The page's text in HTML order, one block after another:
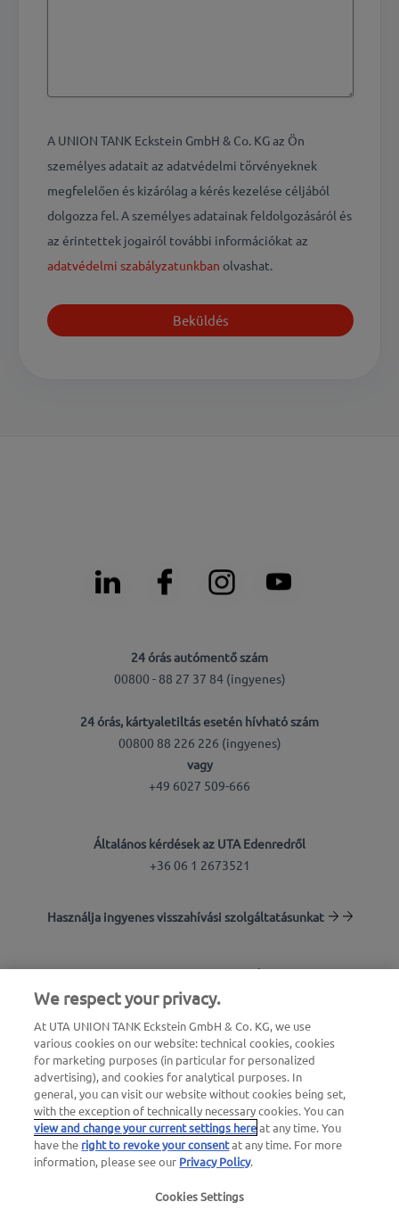
A UNION TANK Eckstein GmbH & Co. KG az Ön
személyes adatait az adatvédelmi törvényeknek
megfelelően és kizárólag a kérés kezelése céljából
dolgozza fel. A személyes adatainak feldolgozásáról és
az érintettek jogairól további információkat az
adatvédelmi szabályzatunkban olvashat.
24 órás autómentő szám
00800 - 88 27 37 84 (ingyenes)
24 órás, kártyaletiltás esetén hívható szám
00800 88 226 226 (ingyenes)
vagy
+49 6027 509-666
Általános kérdések az UTA Edenredről
+36 06 1 2673521
Használja ingyenes visszahívási szolgáltatásunkat
Töltőállomás-kereső
Az UTA Edenredről
szerződési feltételek|Felhasználói feltételek
We respect your privacy.
At UTA UNION TANK Eckstein GmbH & Co. KG, we use
various cookies on our website: technical cookies, cookies
for marketing purposes (in particular for personalized
advertising), and cookies for analytical purposes. In
general, you can visit our website without cookies being set,
with the exception of technically necessary cookies. You can
view and change your current settings hereat any time. You
have the right to revoke your consentat any time. For more
information, please see our Privacy Policy.
Cookies Settings